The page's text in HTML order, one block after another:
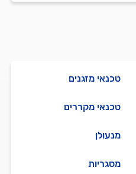
טכנאי מזגנים
טכנאי מקררים
מנעולן
מסגריות